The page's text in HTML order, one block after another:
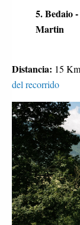
5. Bedaio
Martin
Distancia: 15
del recorrido